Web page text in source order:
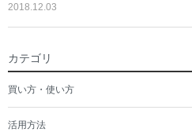
2018.12.03
カテゴリ
買い方・使い方
活用方法